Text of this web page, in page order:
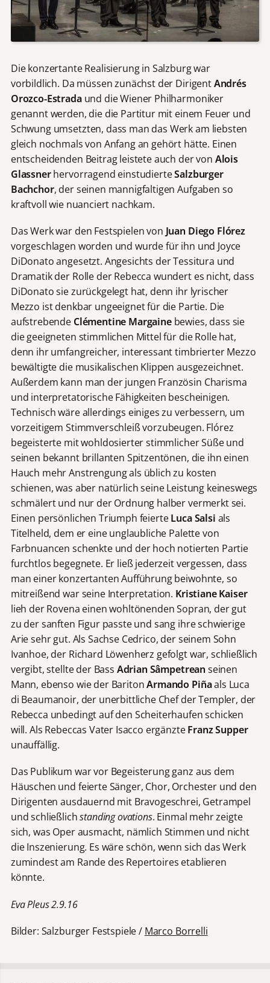
Die konzertante Realisierung in Salzburg war
vorbildlich. Da müssen zunächst der DirigentAndrés
Orozco-Estradaund die Wiener Philharmoniker
genannt werden, die die Partitur mit einem Feuer und
Schwung umsetzten, dass man das Werk am liebsten
gleich nochmals von Anfang an gehört hätte. Einen
entscheidenden Beitrag leistete auch der von Alois
Glassnerhervorragend einstudierteSalzburger
Bachchor, der seinen mannigfaltigen Aufgaben so
kraftvoll wie nuanciert nachkam.
Das Werk war den Festspielen von Juan Diego Flórez
vorgeschlagen worden und wurde für ihn und Joyce
DiDonato angesetzt. Angesichts der Tessitura und
Dramatik der Rolle der Rebecca wundert es nicht, dass
DiDonato sie zurückgelegt hat, denn ihr lyrischer
Mezzo ist denkbar ungeeignet für die Partie. Die
aufstrebende Clémentine Margaine bewies, dass sie
die geeigneten stimmlichen Mittel für die Rolle hat,
denn ihr umfangreicher, interessant timbrierter Mezzo
bewältigte die musikalischen Klippen ausgezeichnet.
Außerdem kann man der jungen Französin Charisma
und interpretatorische Fähigkeiten bescheinigen.
Technisch wäre allerdings einiges zu verbessern, um
vorzeitigem Stimmverschleiß vorzubeugen. Flórez
begeisterte mit wohldosierter stimmlicher Süße und
seinen bekannt brillanten Spitzentönen, die ihn einen
Hauch mehr Anstrengung als üblich zu kosten
schienen, was aber natürlich seine Leistung keineswegs
schmälert und nur der Ordnung halber vermerkt sei.
Einen persönlichen Triumph feierteLuca Salsi als
Titelheld, dem er eine unglaubliche Palette von
Farbnuancen schenkte und der hoch notierten Partie
furchtlos begegnete. Er ließ jederzeit vergessen, dass
man einer konzertanten Aufführung beiwohnte, so
mitreißend war seine Interpretation. Kristiane Kaiser
lieh der Rovena einen wohltönenden Sopran, der gut
zu der sanften Figur passte und sang ihre schwierige
Arie sehr gut. Als Sachse Cedrico, der seinem Sohn
Ivanhoe, der Richard Löwenherz gefolgt war, schließlich
vergibt, stellte der Bass Adrian Sâmpetreanseinen
Mann, ebenso wie der BaritonArmando Piñaals Luca
di Beaumanoir, der unerbittliche Chef der Templer, der
Rebecca unbedingt auf den Scheiterhaufen schicken
will. Als Rebeccas Vater Isacco ergänzteFranz Supper
unauffällig.
Das Publikum war vor Begeisterung ganz aus dem
Häuschen und feierte Sänger, Chor, Orchester und den
Dirigenten ausdauernd mit Bravogeschrei, Getrampel
und schließlichstanding ovations. Einmal mehr zeigte
sich, was Oper ausmacht, nämlich Stimmen und nicht
die Inszenierung. Es wäre schön, wenn sich das Werk
zumindest am Rande des Repertoires etablieren
könnte.
Eva Pleus 2.9.16
Bilder: Salzburger Festspiele / Marco Borrelli